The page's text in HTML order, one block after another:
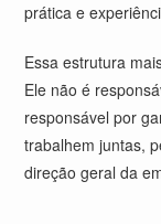
prática e
Essa estrutura
Ele não é
responsável por
trabalhem juntas,
direção geral da